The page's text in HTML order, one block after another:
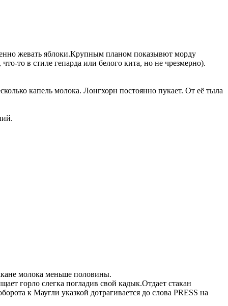
жевать яблоки.Крупным планом показывют морду
то в стиле гепарда или белого кита, но не чрезмерно).
капель молока. Лонгхорн постоянно пукает. От её тыла
молока меньше половины.
горло слегка погладив свой кадык.Отдает стакан
к Маугли указкой дотрагивается до слова PRESS на